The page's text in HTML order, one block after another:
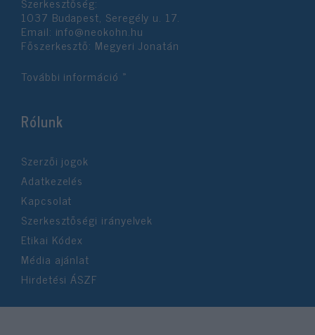
1037 Budapest, Seregély u. 17.
Email: info@neokohn.hu
Főszerkesztő: Megyeri Jonatán
További információ »
Rólunk
Szerzői jogok
Adatkezelés
Kapcsolat
Szerkesztőségi irányelvek
Etikai Kódex
Média ajánlat
Hirdetési ÁSZF